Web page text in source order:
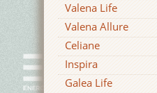
Valena Life
Valena Allure
Celiane
Inspira
Galea Life